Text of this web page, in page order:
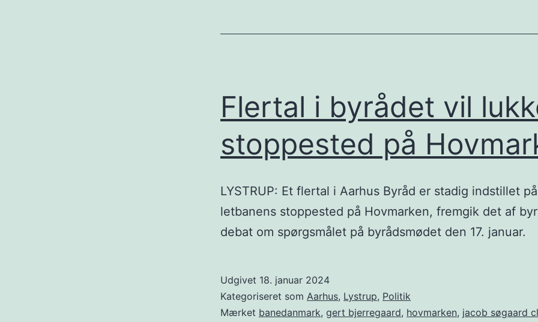
Flertal i byrådet vil
stoppested på
LYSTRUP: Et flertal i Aarhus Byråd er stadig indstillet
letbanens stoppested på Hovmarken, fremgik det af
debat om spørgsmålet på byrådsmødet den 17. januar.
Udgivet 18. januar 2024
Kategoriseret som Aarhus, Lystrup, Politik
Mærket banedanmark, gert bjerregaard, hovmarken, jacob søgaard